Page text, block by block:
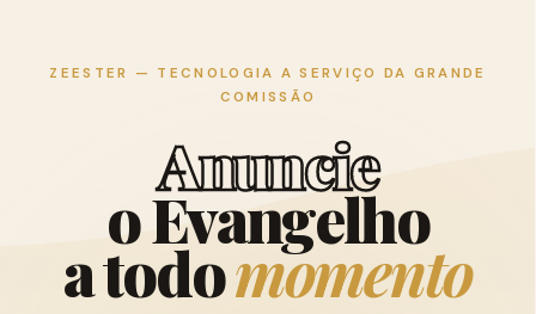
ZEESTER — TECNOLOGIA A SERVIÇO DA GRANDE
COMISSÃO
Anuncie
oEvangelho
atodomomento